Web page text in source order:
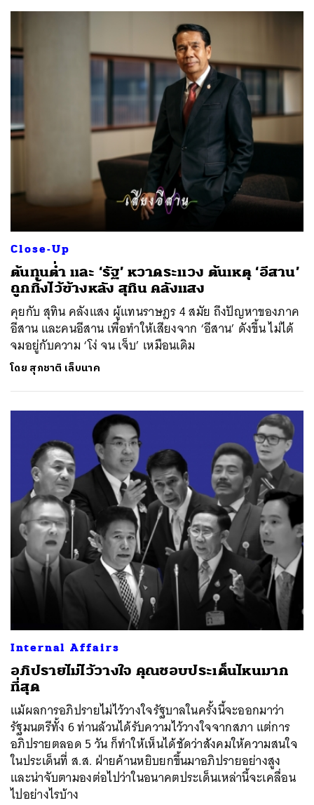
Close-Up
ต้นทุนต่ำ และ ‘รัฐ’ หวาดระแวง ต้นเหตุ ‘อีสาน’
ถูกทิ้งไว้ข้างหลัง สุทิน คลังแสง
คุยกับ สุทิน คลังแสง ผู้แทนราษฎร 4 สมัย ถึงปัญหาของภาค
อีสาน และคนอีสาน เพื่อทำให้เสียงจาก ‘อีสาน’ ดังขึ้น ไม่ได้
จมอยู่กับความ ‘โง่ จน เจ็บ’ เหมือนเดิม
โดย สุภชาติ เล็บนาค
Internal Affairs
อภิปรายไม่ไว้วางใจ คุณชอบประเด็นไหนมาก
ที่สุด
แม้ผลการอภิปรายไม่ไว้วางใจรัฐบาลในครั้งนี้จะออกมาว่า
รัฐมนตรีทั้ง 6 ท่านล้วนได้รับความไว้วางใจจากสภา แต่การ
อภิปรายตลอด 5 วัน ก็ทำให้เห็นได้ชัดว่าสังคมให้ความสนใจ
ในประเด็นที่ ส.ส. ฝ่ายค้านหยิบยกขึ้นมาอภิปรายอย่างสูง
และน่าจับตามองต่อไปว่าในอนาคตประเด็นเหล่านี้จะเคลื่อน
ไปอย่างไรบ้าง